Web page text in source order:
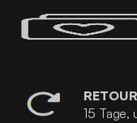
15 Tage,